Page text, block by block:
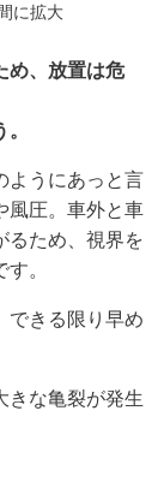
に拡大
め、放置は危
ようにあっと言
風圧。車外と車
るため、視界を
。
できる限り早め
きな亀裂が発生